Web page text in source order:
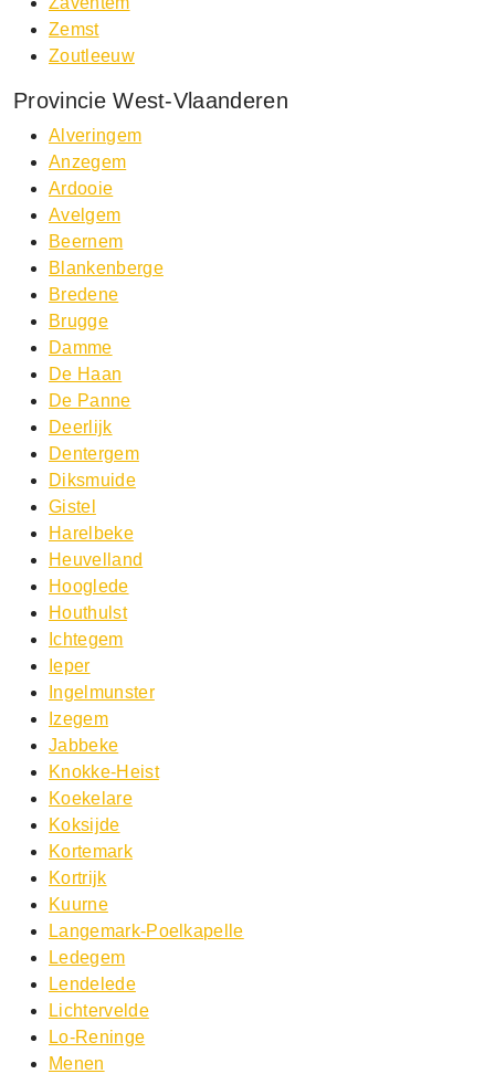
Zemst
Zoutleeuw
Provincie West-Vlaanderen
Alveringem
Anzegem
Ardooie
Avelgem
Beernem
Blankenberge
Bredene
Brugge
Damme
De Haan
De Panne
Deerlijk
Dentergem
Diksmuide
Gistel
Harelbeke
Heuvelland
Hooglede
Houthulst
Ichtegem
Ieper
Ingelmunster
Izegem
Jabbeke
Knokke-Heist
Koekelare
Koksijde
Kortemark
Kortrijk
Kuurne
Langemark-Poelkapelle
Ledegem
Lendelede
Lichtervelde
Lo-Reninge
Menen